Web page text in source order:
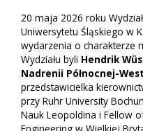
20 maja 2026 roku
Uniwersytetu Śląskiego w
wydarzenia o charakterze
Wydziału byli Hendrik
Nadrenii Północnej-
przedstawicielka
przy Ruhr University
Nauk Leopoldina i Fellow